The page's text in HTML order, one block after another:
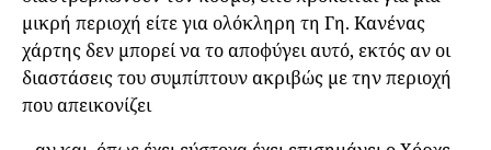
μικρή περιοχή είτε για ολόκληρη τη Γη. Κανένας
χάρτης δεν μπορεί να το αποφύγει αυτό, εκτός αν οι
διαστάσεις του συμπίπτουν ακριβώς με την περιοχή
που απεικονίζει